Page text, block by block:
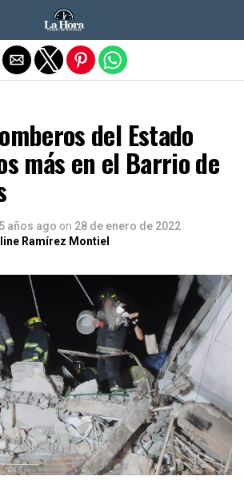
del Estado
más en el Barrio de
5 años ago on 28 de enero de 2022
Ramírez Montiel
Salir de la versión móvil